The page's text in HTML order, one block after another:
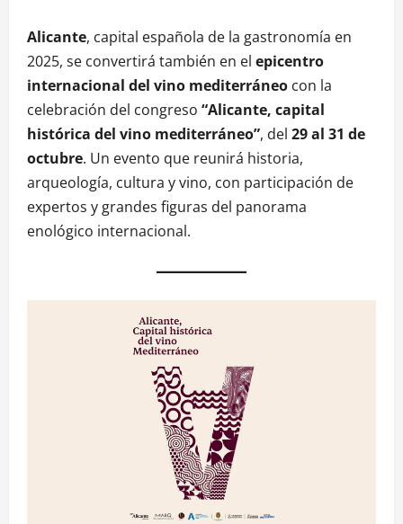
Alicante, capital española de la gastronomía en
2025, se convertirá también en el epicentro
internacional del vino mediterráneo con la
celebración del congreso “Alicante, capital
histórica del vino mediterráneo”, del 29 al 31 de
octubre. Un evento que reunirá historia,
arqueología, cultura y vino, con participación de
expertos y grandes figuras del panorama
enológico internacional.